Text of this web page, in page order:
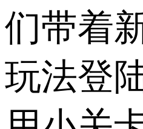
们带着
玩法登